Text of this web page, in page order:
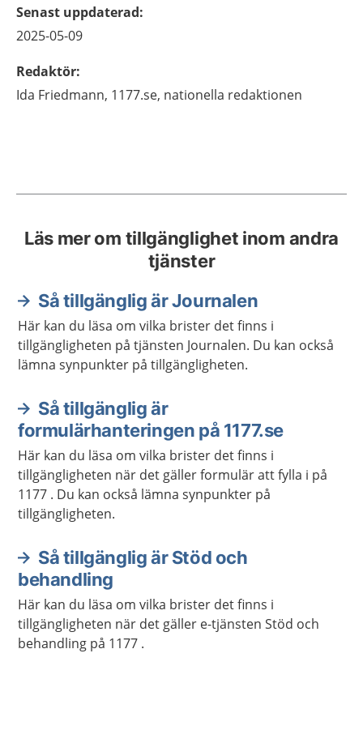
Senast uppdaterad:
2025-05-09
Redaktör:
Ida Friedmann, 1177.se, nationella redaktionen
Läs mer om tillgänglighet inom andra
tjänster
Så tillgänglig är Journalen
Här kan du läsa om vilka brister det finns i
tillgängligheten på tjänsten Journalen. Du kan också
lämna synpunkter på tillgängligheten.
Så tillgänglig är
formulärhanteringen på 1177.se
Här kan du läsa om vilka brister det finns i
tillgängligheten när det gäller formulär att fylla i på
1177 . Du kan också lämna synpunkter på
tillgängligheten.
Så tillgänglig är Stöd och
behandling
Här kan du läsa om vilka brister det finns i
tillgängligheten när det gäller e-tjänsten Stöd och
behandling på 1177 .